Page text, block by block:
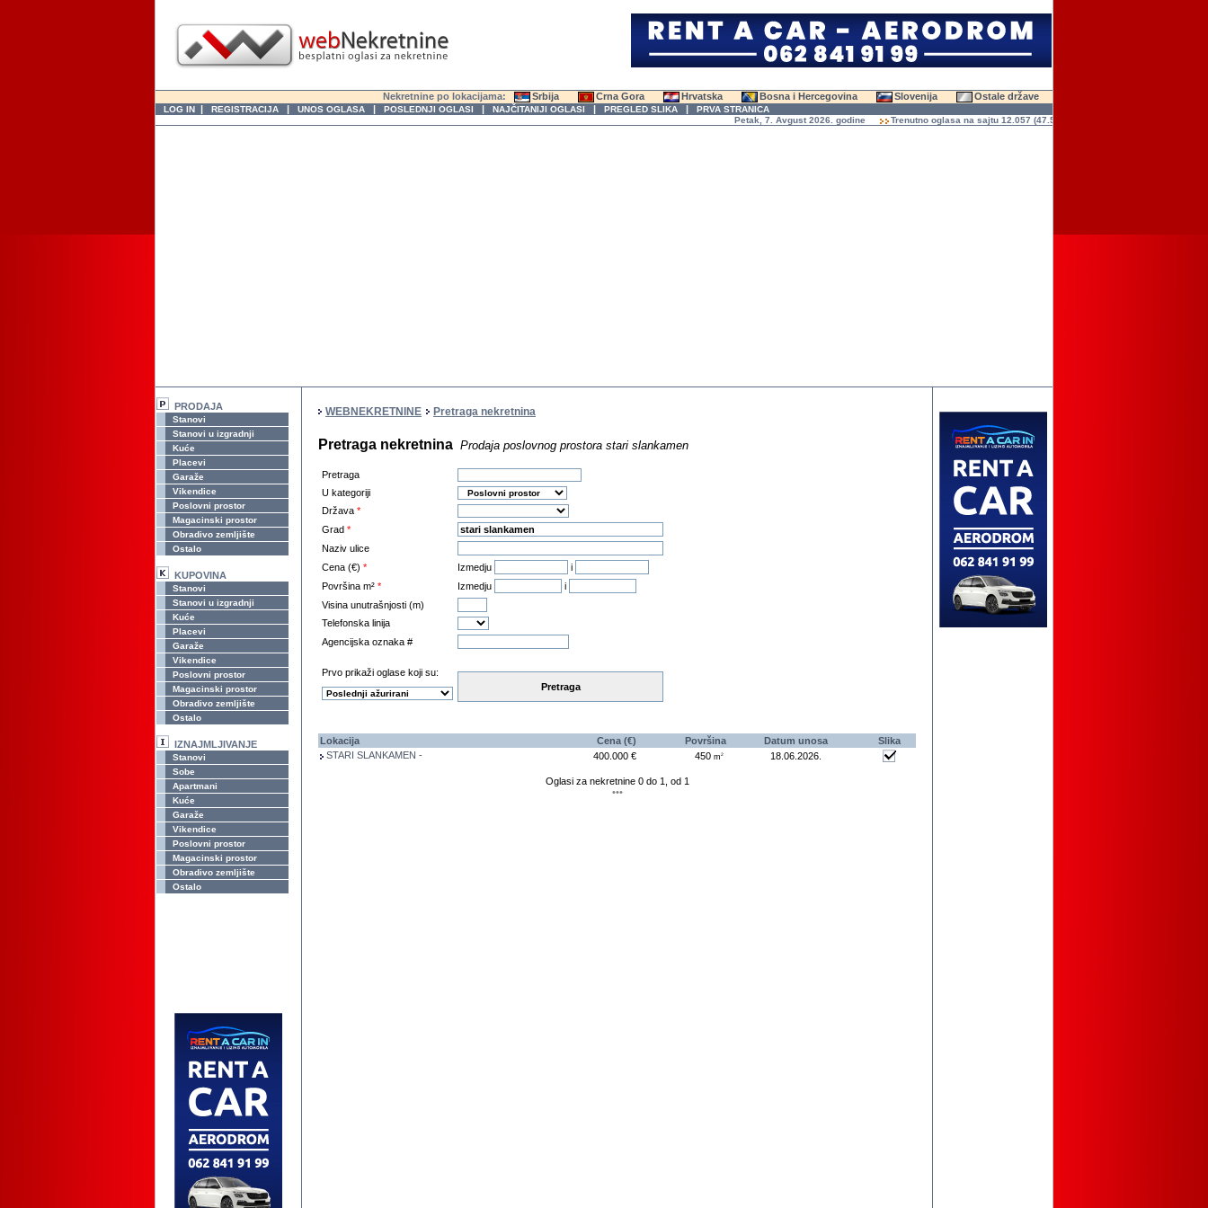
Nekretnine po lokacijama: Srbija Crna Gora Hrvatska Bosna i Hercegovina Slovenija Ostale države
LOG IN | REGISTRACIJA | UNOS OGLASA | POSLEDNJI OGLASI | NAJČITANIJI OGLASI | PREGLED SLIKA | PRVA STRANICA
Petak, 7. Avgust 2026. godine
Trenutno oglasa na sajtu 12.057 (47.582 slika)
PRODAJA
Stanovi
Stanovi u izgradnji
Kuće
Placevi
Garaže
Vikendice
Poslovni prostor
Magacinski prostor
Obradivo zemljište
Ostalo
KUPOVINA
Stanovi
Stanovi u izgradnji
Kuće
Placevi
Garaže
Vikendice
Poslovni prostor
Magacinski prostor
Obradivo zemljište
Ostalo
IZNAJMLJIVANJE
Stanovi
Sobe
Apartmani
Kuće
Garaže
Vikendice
Poslovni prostor
Magacinski prostor
Obradivo zemljište
Ostalo
WEBNEKRETNINE Pretraga nekretnina
Pretraga nekretnina Prodaja poslovnog prostora stari slankamen
Pretraga
U kategoriji
Država *
Grad *
Naziv ulice
Cena (€) * Izmedju
i
Površina m² * Izmedju
i
Visina unutrašnjosti (m)
Telefonska linija
Agencijska oznaka #
Prvo prikaži oglase koji su:
Pretraga
Lokacija Cena (€) Površina Datum unosa
Slika
STARI SLANKAMEN -
400.000 € 450 m2 18.06.2026.
Oglasi za nekretnine 0 do 1, od 1
•••